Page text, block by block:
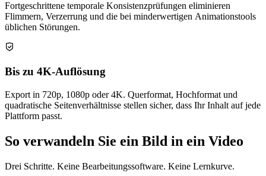
Fortgeschrittene temporale Konsistenzprüfungen eliminieren
Flimmern, Verzerrung und die bei minderwertigen Animationstools
üblichen Störungen.
Bis zu 4K-Auflösung
Export in 720p, 1080p oder 4K. Querformat, Hochformat und
quadratische Seitenverhältnisse stellen sicher, dass Ihr Inhalt auf jede
Plattform passt.
So verwandeln Sie ein Bild in ein Video
Drei Schritte. Keine Bearbeitungssoftware. Keine Lernkurve.